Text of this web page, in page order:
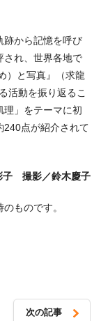
跡から記憶を呼び
され、世界各地で
）と写真』（求龍
活動を振り返るこ
理」をテーマに初
240点が紹介されて
子 撮影／鈴木慶子
ものです。
次の記事